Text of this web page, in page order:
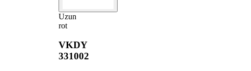
Uzun
rot
VKDY
331002